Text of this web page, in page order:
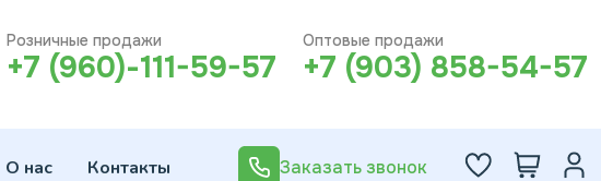
Розничные продажи
+7 (960)-111-59-57
Оптовые продажи
+7 (903) 858-54-57
О нас Контакты Заказать звонок